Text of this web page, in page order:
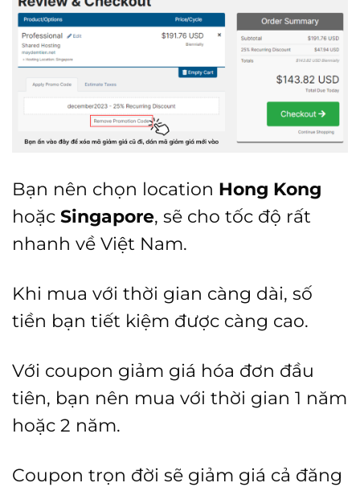
Bạn nên chọn location Hong Kong
hoặc Singapore, sẽ cho tốc độ rất
nhanh về Việt Nam.
Khi mua với thời gian càng dài, số
tiền bạn tiết kiệm được càng cao.
Với coupon giảm giá hóa đơn đầu
tiên, bạn nên mua với thời gian 1 năm
hoặc 2 năm.
Coupon trọn đời sẽ giảm giá cả đăng